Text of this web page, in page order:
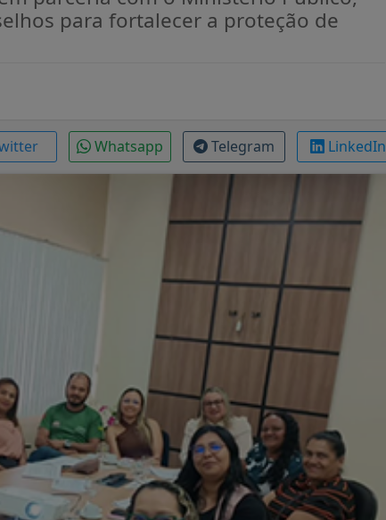
para fortalecer a proteção de
Whatsapp Telegram LinkedIn